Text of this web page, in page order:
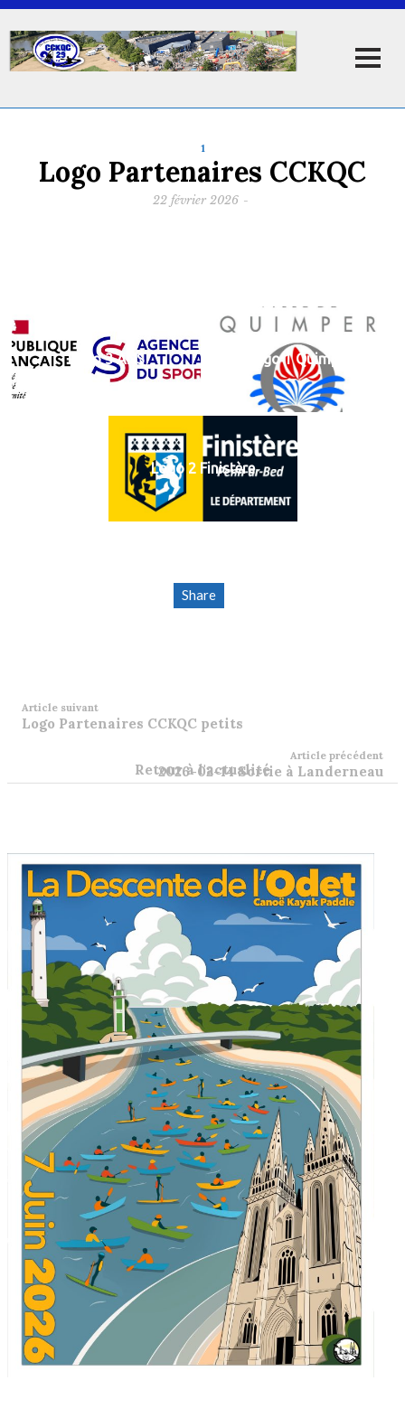
1
Logo Partenaires CCKQC
22 février 2026 -
Logo 3 ANS Logo 1 Quimper
Logo 2 Finistère
Share
Article suivant
Logo Partenaires CCKQC petits
Article précédent
2026-02-14 Sortie à Landerneau
Retour à l'actualité